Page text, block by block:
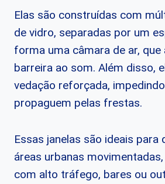
Elas são construídas com
de vidro, separadas por um
forma uma câmara de ar,
barreira ao som. Além disso,
vedação reforçada,
propaguem pelas frestas.
Essas janelas são ideais para
áreas urbanas
com alto tráfego, bares ou